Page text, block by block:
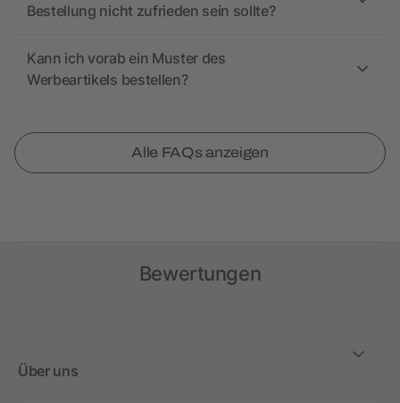
Bestellung nicht zufrieden sein sollte?
Kann ich vorab ein Muster des
Werbeartikels bestellen?
Alle FAQs anzeigen
Bewertungen
Über uns